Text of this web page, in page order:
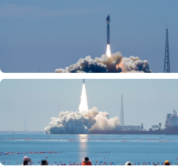
Satu data ZIS dan dana sosial
Fokus Berita – Lampung-1, satelit AI
Hiperspektral pertama Indonesia,
diluncurkan ke orbit
Indonesia•05 Aug 2026